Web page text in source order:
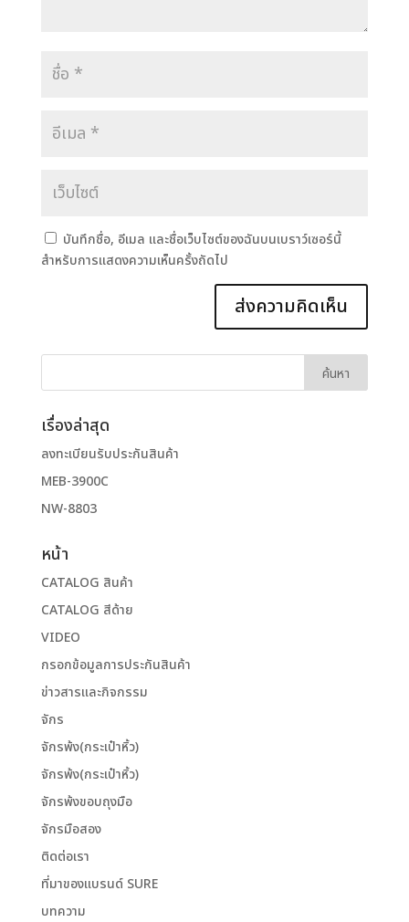
บันทึกชื่อ, อีเมล และชื่อเว็บไซต์ของฉันบนเบราว์เซอร์นี้
สำหรับการแสดงความเห็นครั้งถัดไป
เรื่องล่าสุด
ลงทะเบียนรับประกันสินค้า
MEB-3900C
NW-8803
หน้า
CATALOG สินค้า
CATALOG สีด้าย
VIDEO
กรอกข้อมูลการประกันสินค้า
ข่าวสารและกิจกรรม
จักร
จักรพ้ง(กระเป๋าหิ้ว)
จักรพ้ง(กระเป๋าหิ้ว)
จักรพ้งขอบถุงมือ
จักรมือสอง
ติดต่อเรา
ที่มาของแบรนด์ SURE
บทความ